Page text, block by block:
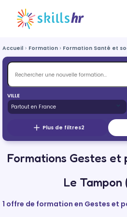
Accueil Formation Formation Santé et
VILLE
Plus de filtres2
Formations Gestes et
Le Tampon
1 offre de formation en Gestes et